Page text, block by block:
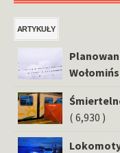
ARTYKUŁY
( 6,930 )